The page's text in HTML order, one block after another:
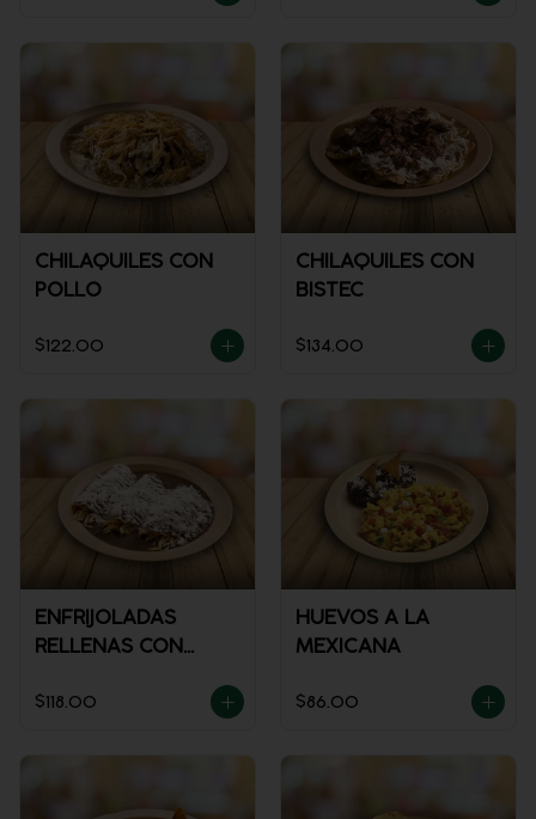
CHILAQUILES CON
POLLO
$122.00
CHILAQUILES CON
BISTEC
$134.00
ENFRIJOLADAS
RELLENAS CON
$118.00
HUEVOS A LA
MEXICANA
$86.00